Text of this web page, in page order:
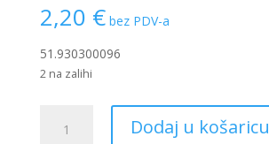
2,20 € bez PDV-a
51.930300096
2 na zalihi
ROLICE
Dodaj u košaricu